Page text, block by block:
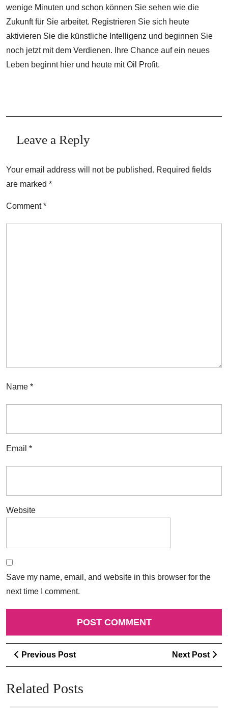
wenige Minuten und schon können Sie sehen wie die
Zukunft für Sie arbeitet. Registrieren Sie sich heute
aktivieren Sie die künstliche Intelligenz und beginnen Sie
noch jetzt mit dem Verdienen. Ihre Chance auf ein neues
Leben beginnt hier und heute mit Oil Profit.
Leave a Reply
Your email address will not be published. Required fields
are marked *
Comment*
Name *
Email *
Website
Save my name, email, and website in this browser for the
next time I comment.
Post
navigation
Previous PostPrevious
Post
Next Post
Related Posts